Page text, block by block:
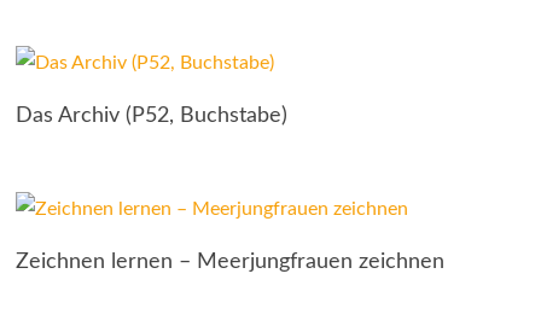
Das Archiv (P52, Buchstabe)
Zeichnen lernen – Meerjungfrauen zeichnen